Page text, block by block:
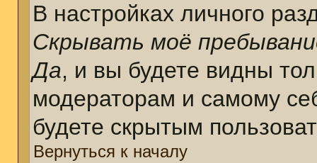
В настройках личного
Скрывать моё
Да, и вы будете видны
модераторам и самому
будете скрытым
Вернуться к началу